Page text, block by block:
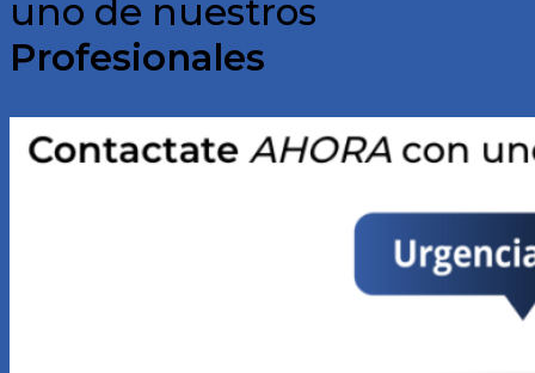
uno de nuestros
Profesionales